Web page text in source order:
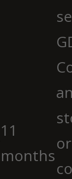
11
months